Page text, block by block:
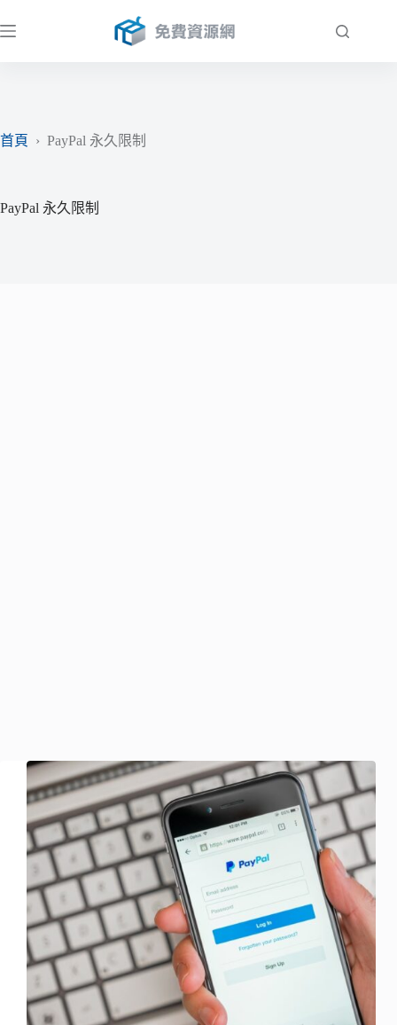
至
首頁
› PayPal 永久限制
PayPal 永久限制